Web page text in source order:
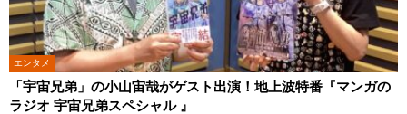
エンタメ
「宇宙兄弟」の小山宙哉がゲスト出演！地上波特番『マンガの
ラジオ 宇宙兄弟スペシャル 』